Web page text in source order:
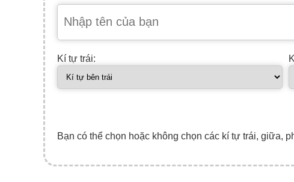
Kí tự trái:
Bạn có thể chọn hoặc không chọn các kí tự trái, giữa,